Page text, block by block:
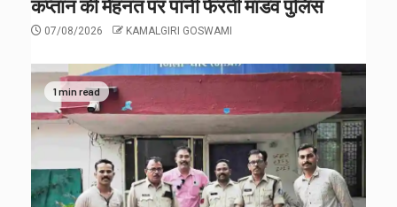
कप्तान की मेहनत पर पानी फेरती मांडव पुलिस
07/08/2026 KAMALGIRI GOSWAMI
1 min read